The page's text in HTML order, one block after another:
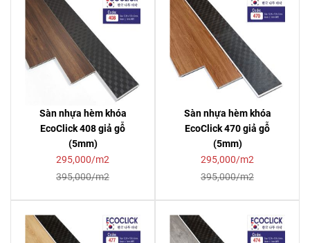
Sàn nhựa hèm khóa
EcoClick 408 giả gỗ
(5mm)
295,000/m2
395,000/m2
Sàn nhựa hèm khóa
EcoClick 470 giả gỗ
(5mm)
295,000/m2
395,000/m2